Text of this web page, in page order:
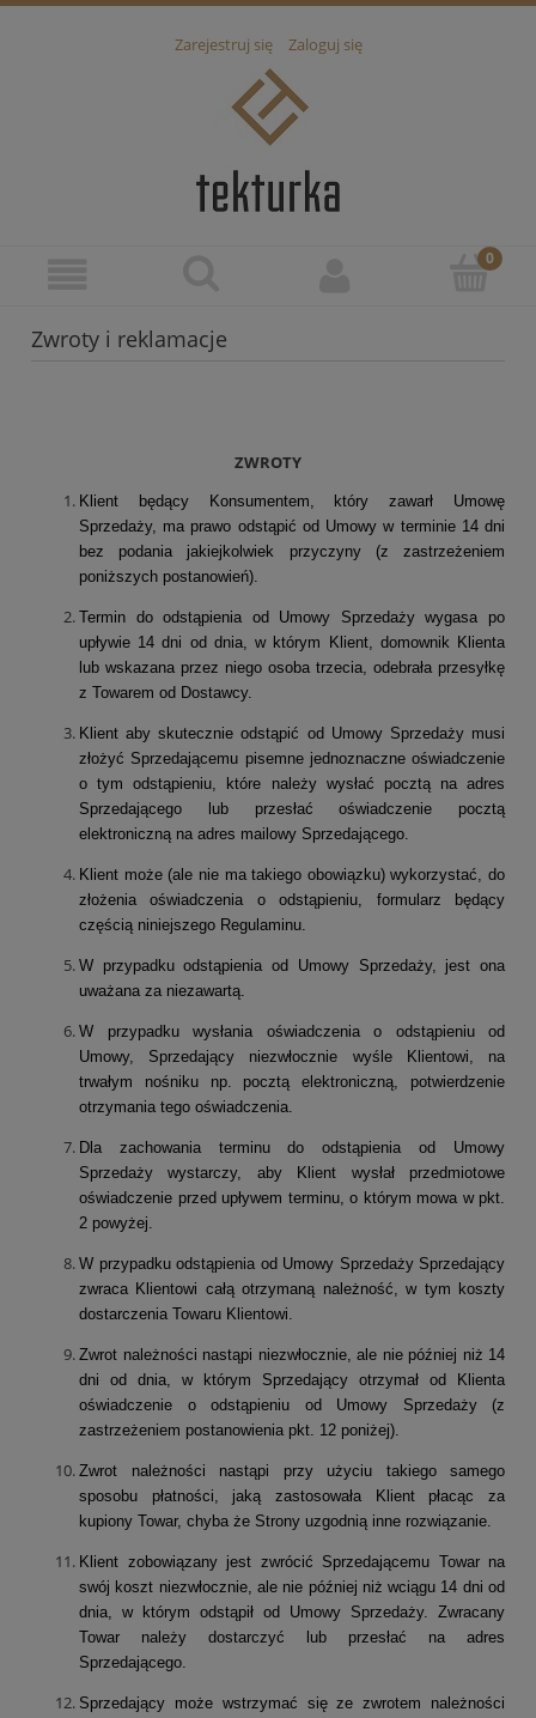
Zarejestruj się Zaloguj się
Zwroty i reklamacje
ZWROTY
Klient będący Konsumentem, który zawarł Umowę
Sprzedaży, ma prawo odstąpić od Umowy w terminie 14 dni
bez podania jakiejkolwiek przyczyny (z zastrzeżeniem
poniższych postanowień).
Termin do odstąpienia od Umowy Sprzedaży wygasa po
upływie 14 dni od dnia, w którym Klient, domownik Klienta
lub wskazana przez niego osoba trzecia, odebrała przesyłkę
z Towarem od Dostawcy.
Klient aby skutecznie odstąpić od Umowy Sprzedaży musi
złożyć Sprzedającemu pisemne jednoznaczne oświadczenie
o tym odstąpieniu, które należy wysłać pocztą na adres
Sprzedającego lub przesłać oświadczenie pocztą
elektroniczną na adres mailowy Sprzedającego.
Klient może (ale nie ma takiego obowiązku) wykorzystać, do
złożenia oświadczenia o odstąpieniu, formularz będący
częścią niniejszego Regulaminu.
W przypadku odstąpienia od Umowy Sprzedaży, jest ona
uważana za niezawartą.
W przypadku wysłania oświadczenia o odstąpieniu od
Umowy, Sprzedający niezwłocznie wyśle Klientowi, na
trwałym nośniku np. pocztą elektroniczną, potwierdzenie
otrzymania tego oświadczenia.
Dla zachowania terminu do odstąpienia od Umowy
Sprzedaży wystarczy, aby Klient wysłał przedmiotowe
oświadczenie przed upływem terminu, o którym mowa w pkt.
2 powyżej.
W przypadku odstąpienia od Umowy Sprzedaży Sprzedający
zwraca Klientowi całą otrzymaną należność, w tym koszty
dostarczenia Towaru Klientowi.
Zwrot należności nastąpi niezwłocznie, ale nie później niż 14
dni od dnia, w którym Sprzedający otrzymał od Klienta
oświadczenie o odstąpieniu od Umowy Sprzedaży (z
zastrzeżeniem postanowienia pkt. 12 poniżej).
Zwrot należności nastąpi przy użyciu takiego samego
sposobu płatności, jaką zastosowała Klient płacąc za
kupiony Towar, chyba że Strony uzgodnią inne rozwiązanie.
Klient zobowiązany jest zwrócić Sprzedającemu Towar na
swój koszt niezwłocznie, ale nie później niż wciągu 14 dni od
dnia, w którym odstąpił od Umowy Sprzedaży. Zwracany
Towar należy dostarczyć lub przesłać na adres
Sprzedającego.
Sprzedający może wstrzymać się ze zwrotem należności